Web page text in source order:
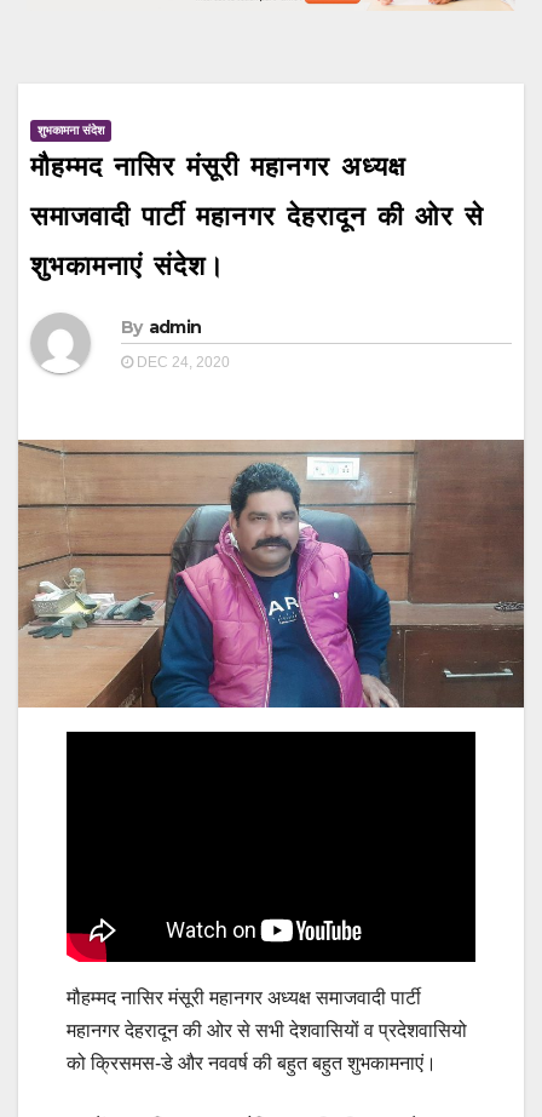
शुभकामना संदेश
मौहम्मद नासिर मंसूरी महानगर अध्यक्ष
समाजवादी पार्टी महानगर देहरादून की ओर से
शुभकामनाएं संदेश।
By admin
DEC 24, 2020
मौहम्मद नासिर मंसूरी महानगर अध्यक्ष समाजवादी पार्टी
महानगर देहरादून की ओर से सभी देशवासियों व प्रदेशवासियो
को क्रिसमस-डे और नववर्ष की बहुत बहुत शुभकामनाएं।